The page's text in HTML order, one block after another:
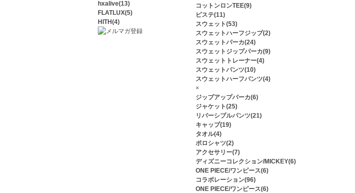
コットンロンTEE(9)
ピステ(11)
スウェット(53)
スウェットハーフジップ(2)
スウェットパーカ(24)
スウェットジップパーカ(9)
スウェットトレーナー(4)
スウェットパンツ(10)
スウェットハーフパンツ(4)
×
ジップアップパーカ(6)
ジャケット(25)
リバーシブルパンツ(21)
キャップ(19)
タオル(4)
ポロシャツ(2)
アクセサリー(7)
ディズニーコレクション/MICKEY(6)
ONE PIECE/ワンピース(6)
コラボレーション(96)
ONE PIECE/ワンピース(6)
hxalive(13)
FLATLUX(5)
HITH(4)